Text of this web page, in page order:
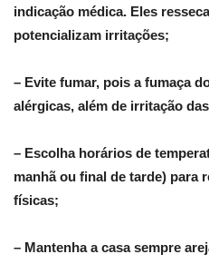
indicação médica. Eles
potencializam irritações;
– Evite fumar, pois a fumaça
alérgicas, além de irritação
– Escolha horários de
manhã ou final de tarde) para
físicas;
– Mantenha a casa sempre